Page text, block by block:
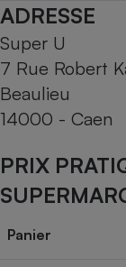
ADRESSE
Super U
7 Rue Robert
Beaulieu
14000 - Caen
PRIX
Panier